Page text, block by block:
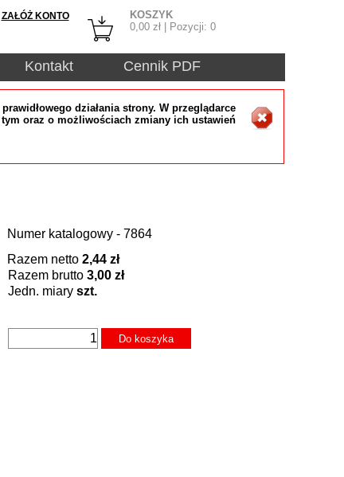
KOSZYK
0,00 zł | Pozycji: 0
Kontakt Cennik PDF
ZAŁÓŻ KONTO
działania strony. W przeglądarce
oraz o możliwościach zmiany ich ustawień
Numer katalogowy - 7864
Razem netto 2,44 zł
Razem brutto 3,00 zł
Jedn. miary szt.
Do koszyka